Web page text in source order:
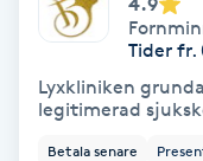
Klippning & Slingor
Klippning ungdom
Tider fr.
Lyxkliniken
legitimerad
Betala senare